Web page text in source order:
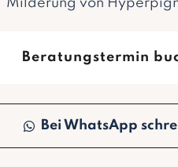
Milderung von
Beratungstermin
Bei WhatsApp